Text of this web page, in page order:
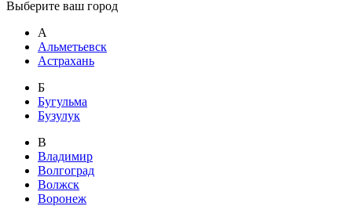
Выберите ваш город
А
Альметьевск
Астрахань
Б
Бугульма
Бузулук
В
Владимир
Волгоград
Волжск
Воронеж